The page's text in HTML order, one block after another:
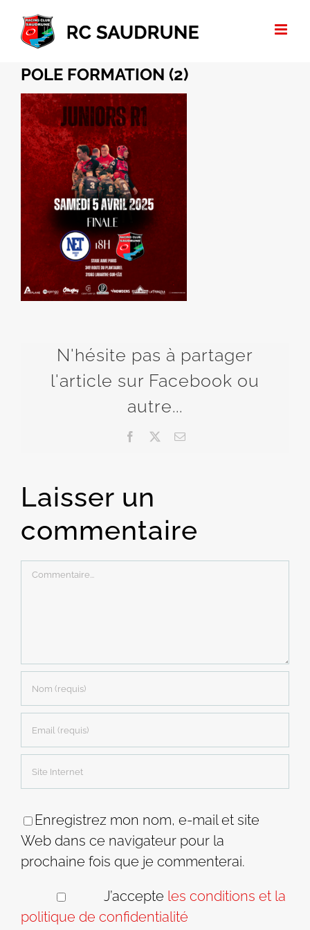
Passer
contenu
POLE FORMATION (2)
N'hésite pas à partager
l'article sur Facebook ou
autre...
Facebook Email
Laisser un
commentaire
Commentaire
Enregistrez mon nom, e-mail et site
Web dans ce navigateur pour la
prochaine fois que je commenterai.
J’accepte les conditions et la
politique de confidentialité